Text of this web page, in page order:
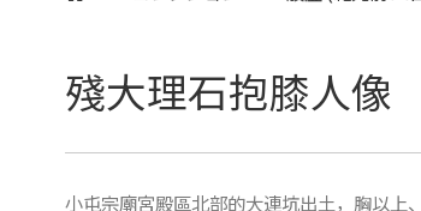
殘大理石抱膝人像
小屯宗廟宮殿區北部的大連坑出土，胸以上